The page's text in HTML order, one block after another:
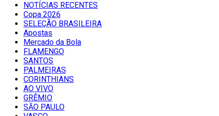
NOTÍCIAS RECENTES
Copa 2026
SELEÇÃO BRASILEIRA
Apostas
Mercado da Bola
FLAMENGO
SANTOS
PALMEIRAS
CORINTHIANS
AO VIVO
GRÊMIO
SĀO PAULO